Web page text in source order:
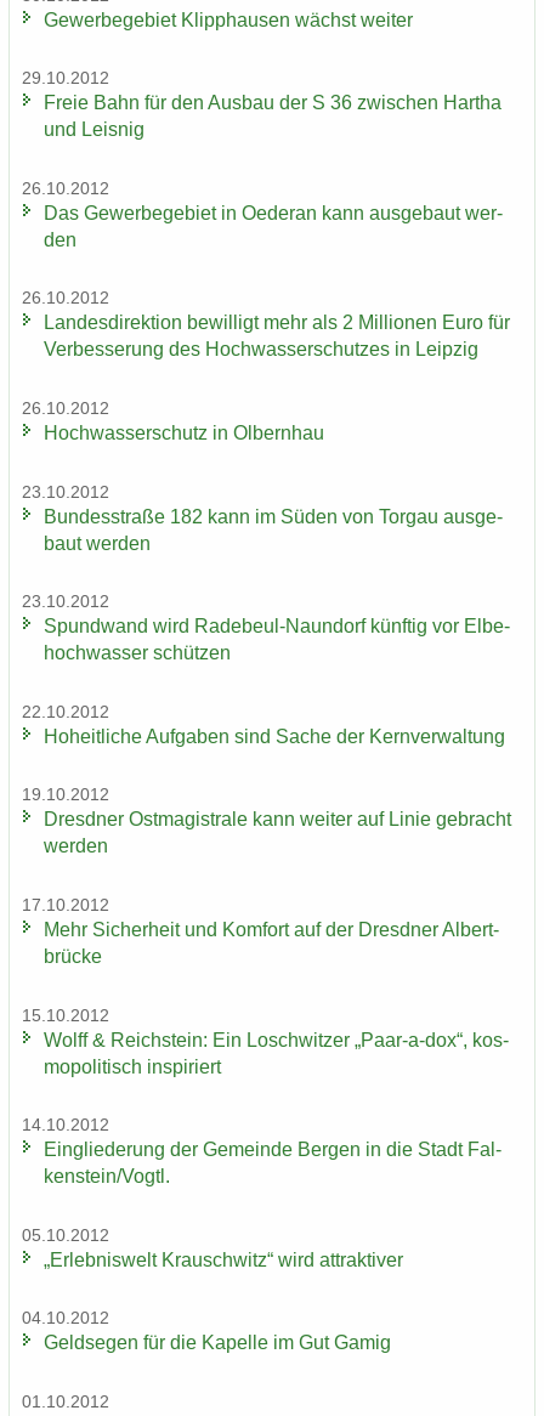
Ge­wer­be­ge­biet Klipp­hau­sen wächst wei­ter
29.10.2012
Freie Bahn für den Aus­bau der S 36 zwi­schen Har­tha
und Leis­nig
26.10.2012
Das Ge­wer­be­ge­biet in Oe­der­an kann aus­ge­baut wer­
den
26.10.2012
Lan­des­di­rek­ti­on be­wil­ligt mehr als 2 Mil­lio­nen Euro für
Ver­bes­se­rung des Hoch­was­ser­schut­zes in Leip­zig
26.10.2012
Hoch­was­ser­schutz in Ol­bern­hau
23.10.2012
Bun­des­stra­ße 182 kann im Süden von Tor­gau aus­ge­
baut wer­den
23.10.2012
Spund­wand wird Radebeul-​Naundorf künf­tig vor El­be­
hoch­was­ser schüt­zen
22.10.2012
Ho­heit­li­che Auf­ga­ben sind Sache der Kern­ver­wal­tung
19.10.2012
Dresd­ner Ost­ma­gis­tra­le kann wei­ter auf Linie ge­bracht
wer­den
17.10.2012
Mehr Si­cher­heit und Kom­fort auf der Dresd­ner Al­bert­
brü­cke
15.10.2012
Wolff & Reichs­tein: Ein Losch­wit­zer „Paar-​a-dox“, kos­
mo­po­li­tisch in­spi­riert
14.10.2012
Ein­glie­de­rung der Ge­mein­de Ber­gen in die Stadt Fal­
ken­stein/Vogtl.
05.10.2012
„Er­leb­nis­welt Krausch­witz“ wird at­trak­ti­ver
04.10.2012
Geld­se­gen für die Ka­pel­le im Gut Gamig
01.10.2012